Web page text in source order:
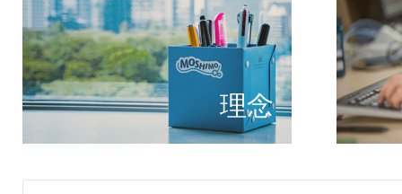
理念
個のチ
もしもが描く未